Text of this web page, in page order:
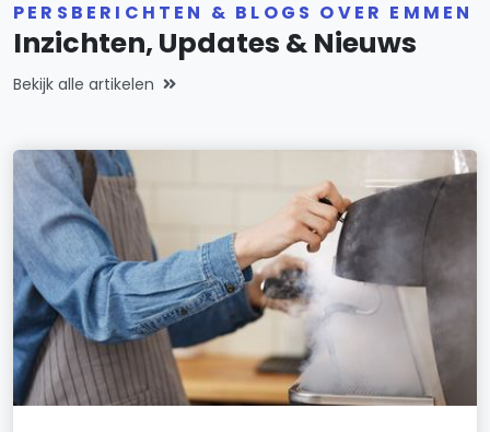
PERSBERICHTEN & BLOGS OVER EMMEN
Inzichten, Updates & Nieuws
Bekijk alle artikelen